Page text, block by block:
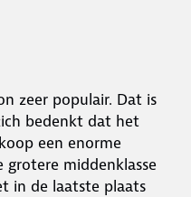
zeer populair. Dat is
bedenkt dat het
een enorme
grotere middenklasse
in de laatste plaats